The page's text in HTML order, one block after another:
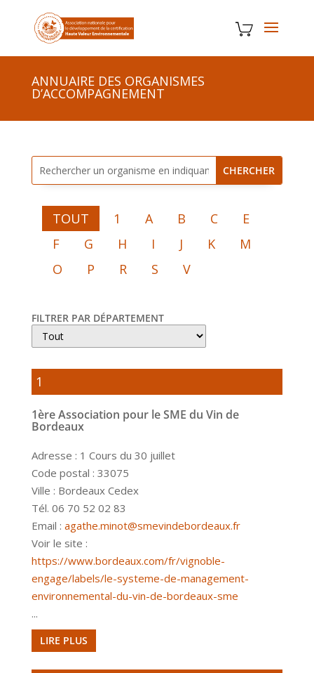
ANNUAIRE DES ORGANISMES
D’ACCOMPAGNEMENT
TOUT 1 A B C
E
F
G H I J K
M
O
P R S V
FILTRER PAR DÉPARTEMENT
1
1ère Association pour le SME du Vin de
Bordeaux
Adresse : 1 Cours du 30 juillet
Code postal : 33075
Ville : Bordeaux Cedex
Tél. 06 70 52 02 83
Email : agathe.minot@smevindebordeaux.fr
Voir le site :
https://www.bordeaux.com/fr/vignoble-
engage/labels/le-systeme-de-management-
environnemental-du-vin-de-bordeaux-sme
...
LIRE PLUS